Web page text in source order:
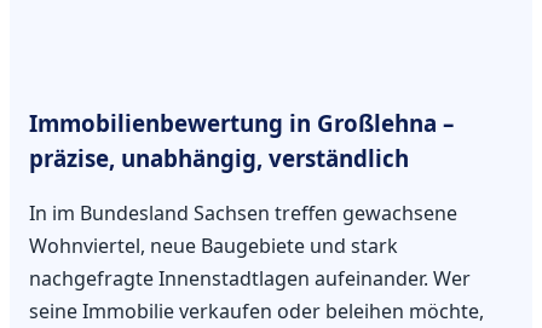
Immobilienbewertung in Großlehna –
präzise, unabhängig, verständlich
In im Bundesland Sachsen treffen gewachsene
Wohnviertel, neue Baugebiete und stark
nachgefragte Innenstadtlagen aufeinander. Wer
seine Immobilie verkaufen oder beleihen möchte,